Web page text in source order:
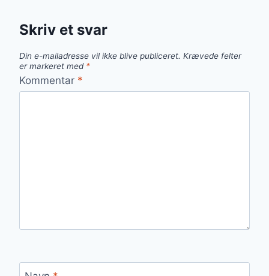
Skriv et svar
Din e-mailadresse vil ikke blive publiceret. Krævede felter
er markeret med *
Kommentar *